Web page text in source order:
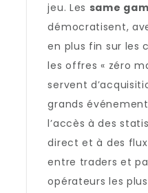
jeu. Les same
démocratisent,
en plus fin sur les
les offres « zéro
servent
grands
l’accès à des
direct et à des
entre traders et
opérateurs les